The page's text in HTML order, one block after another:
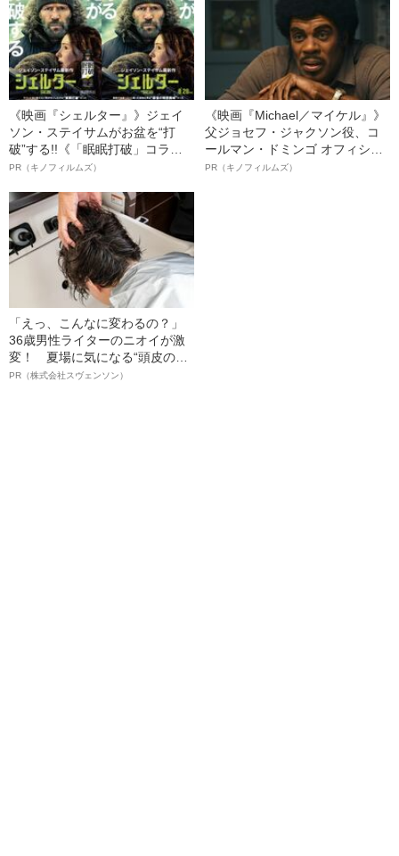
の葛藤」
《映画『シェルター』》ジェイ
ソン・ステイサムがお盆を“打
破”する!!《「眠眠打破」コラ
ボ》
PR（キノフィルムズ）
《映画『Michael／マイケル』》
父ジョセフ・ジャクソン役、コ
ールマン・ドミンゴ オフィシャ
ルインタビュー“観客を魅了した
PR（キノフィルムズ）
「えっ、こんなに変わるの？」
36歳男性ライターのニオイが激
変！ 夏場に気になる“頭皮のニ
オイ”や“ベタつき”を解消す
PR（株式会社スヴェンソン）